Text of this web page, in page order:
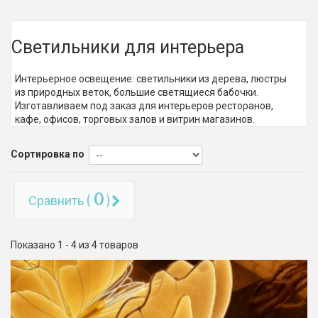
Светильники для интерьера
Интерьерное освещение: светильники из дерева, люстры
из природных веток, большие светящиеся бабочки.
Изготавливаем под заказ для интерьеров ресторанов,
кафе, офисов, торговых залов и витрин магазинов.
Сортировка по
Сравнить ( 0)
Показано 1 - 4 из 4 товаров